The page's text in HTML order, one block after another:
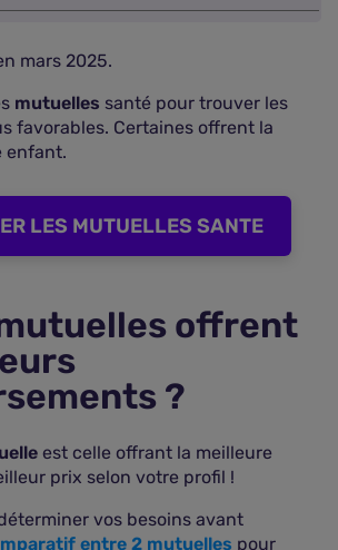
mars 2025.
mutuelles santé pour trouver les
favorables. Certaines offrent la
enfant.
LES MUTUELLES SANTE
offrent
?
est celle offrant la meilleure
prix selon votre profil !
vos besoins avant
entre 2 mutuelles pour